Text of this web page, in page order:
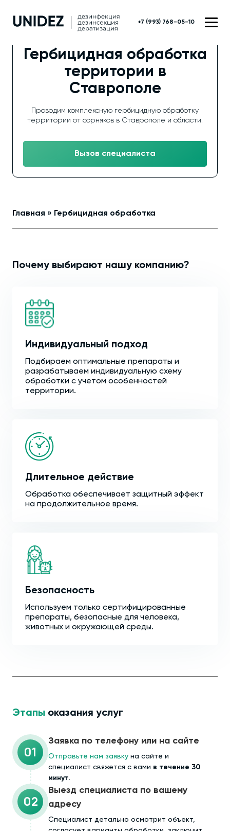
+7 (993) 768-05-10
Гербицидная обработка
территории в
Ставрополе
Проводим комплексную гербицидную обработку
территории от сорняков в Ставрополе и области.
Вызов специалиста
Главная » Гербицидная обработка
Почему выбирают нашу компанию?
Индивидуальный подход
Подбираем оптимальные препараты и
разрабатываем индивидуальную схему
обработки с учетом особенностей
территории.
Длительное действие
Обработка обеспечивает защитный эффект
на продолжительное время.
Безопасность
Используем только сертифицированные
препараты, безопасные для человека,
животных и окружающей среды.
Этапы оказания услуг
01
Заявка по телефону или на сайте
Отправьте нам заявку на сайте и
специалист свяжется с вами в течение 30
минут.
02
Выезд специалиста по вашему
адресу
Cпециалист детально осмотрит объект,